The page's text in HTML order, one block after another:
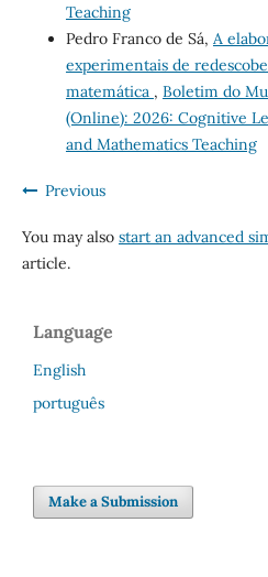
Teaching
Pedro Franco de Sá, A
experimentais de
matemática , Boletim do
(Online): 2026: Cognitive
and Mathematics Teaching
Previous
You may also start an advanced
article.
Language
English
português
Make a Submission